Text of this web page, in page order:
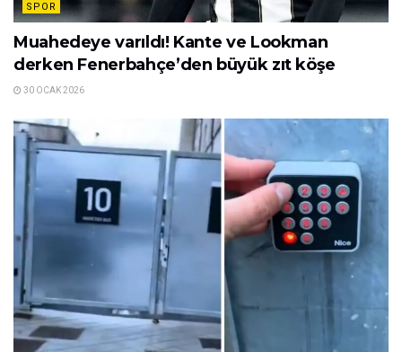
SPOR
Muahedeye varıldı! Kante ve Lookman
derken Fenerbahçe’den büyük zıt köşe
30 OCAK 2026